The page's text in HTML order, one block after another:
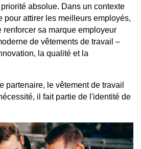
absolue. Dans un contexte
pour attirer les meilleurs employés,
renforcer sa marque employeur
de vêtements de travail –
la qualité et la
partenaire, le vêtement de travail
il fait partie de l'identité de